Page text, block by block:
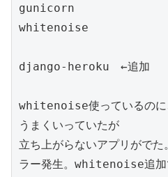
gunicorn
whitenoise
django-heroku　←追加
whitenoise使っているのに
うまくいっていたが
立ち上がらないアプリがで
ラー発生。whitenoise追加